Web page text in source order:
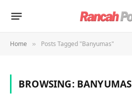
Home » Posts Tagged "Banyumas"
BROWSING: BANYUMAS